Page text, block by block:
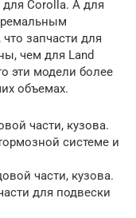
Corolla. А для
запчасти для
чем для Land
эти модели более
объемах.
части, кузова.
системе и
части, кузова.
для подвески